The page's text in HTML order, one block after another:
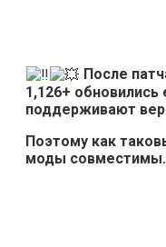
После
1,126+
поддерживают
Поэтому как
моды совместимы.